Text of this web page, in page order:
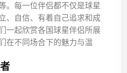
。每一位伴侣都不仅是球星
、自信、有着自己追求和成
一起欣赏各国球星伴侣所展
在不同场合下的魅力与温